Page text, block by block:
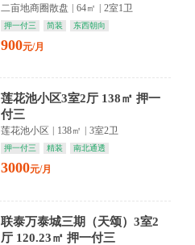
待主人。
二亩地商圈散盘 | 64㎡ | 2室1卫
押一付三 简装 东西朝向
900元/月
莲花池小区3室2厅 138㎡ 押一
付三
莲花池小区 138㎡ 3室2卫
押一付三 精装 南北通透
3000元/月
联泰万泰城三期（天颂）3室2
厅 120.23㎡ 押一付三